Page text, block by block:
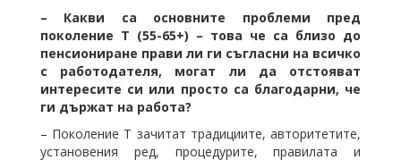
– Какви са основните проблеми пред
поколение Т (55-65+) – това че са близо до
пенсиониране прави ли ги съгласни на всичко
с работодателя, могат ли да отстояват
интересите си или просто са благодарни, че
ги държат на работа?
– Поколение Т зачитат традициите, авторитетите,
установения ред, процедурите, правилата и